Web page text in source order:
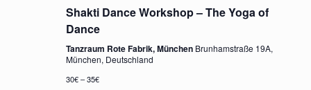
Shakti Dance Workshop – The Yoga of
Dance
Tanzraum Rote Fabrik, München Brunhamstraße 19A,
München, Deutschland
30€ – 35€